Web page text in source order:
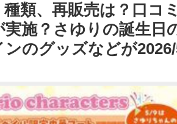
種類、再販売は？口コ
実施？さゆりの誕生日
ンのグッズなどが